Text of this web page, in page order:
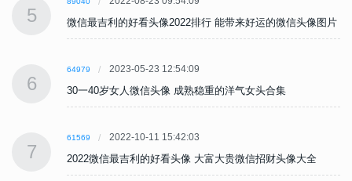
5 微信最吉利的好看头像2022排行 能带来好运的微信头像图片
6
64979 2023-05-23 12:54:09
30一40岁女人微信头像 成熟稳重的洋气女头合集
7
61569 2022-10-11 15:42:03
2022微信最吉利的好看头像 大富大贵微信招财头像大全